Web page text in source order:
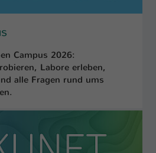
Campus 2026:
Labore erleben,
alle Fragen rund ums